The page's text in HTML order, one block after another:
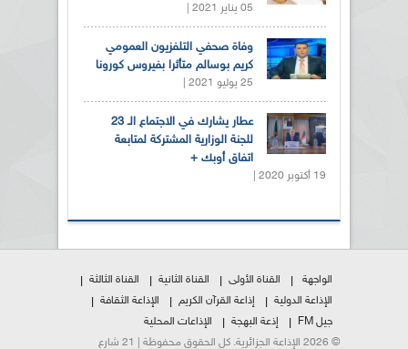
05 يناير 2021 |
وفاة صحفي التلفزيون العمومي
كريم بوسالم متأثرا بفيروس كورونا
25 يوليو 2021 |
عطار يشارك في الاجتماع الـ 23
للجنة الوزارية المشتركة لمتابعة
اتفاق أوبك +
19 أكتوبر 2020 |
الواجهة القناة الأولى القناة الثانية
القناة الثالثة
الإذاعة الدولية
إذاعة القرآن الكريم
الإذاعة الثقافة
جيل FM
إذعة البهجة
الإذاعات المحلية
© 2026 الإذاعة الجزائرية. كل الحقوق محفوظة | 21 شارع